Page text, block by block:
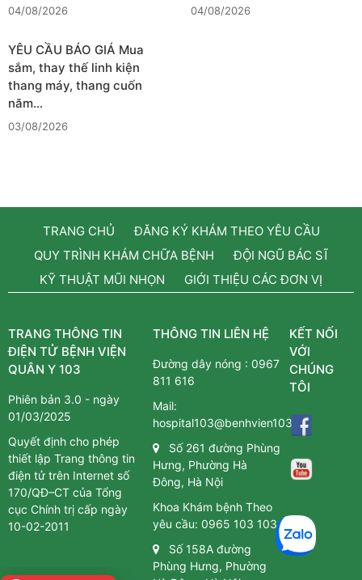
04/08/2026 04/08/2026
YÊU CẦU BÁO GIÁ Mua
sắm, thay thế linh kiện
thang máy, thang cuốn
năm…
03/08/2026
TRANG CHỦ
ĐĂNG KÝ KHÁM THEO YÊU CẦU
QUY TRÌNH KHÁM CHỮA BỆNH
ĐỘI NGŨ BÁC SĨ
KỸ THUẬT MŨI NHỌN
GIỚI THIỆU CÁC ĐƠN VỊ
TRANG THÔNG TIN
ĐIỆN TỬ BỆNH VIỆN
QUÂN Y 103
Phiên bản 3.0 - ngày
01/03/2025
Quyết định cho phép
thiết lập Trang thông tin
điện tử trên Internet số
170/QĐ–CT của Tổng
cục Chính trị cấp ngày
10-02-2011
THÔNG TIN LIÊN HỆ
Đường dây nóng :0967
811 616
Mail:
hospital103@benhvien103.vn
Số 261 đường Phùng
Hưng, Phường Hà
Đông, Hà Nội
Khoa Khám bệnh Theo
yêu cầu:0965 103 103
Số 158A đường
Phùng Hưng, Phường
KẾT NỐI
VỚI
CHÚNG
TÔI